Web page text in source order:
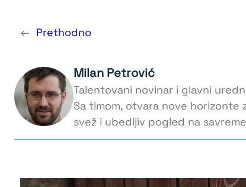
← Prethodno
Milan Petrović
Talentovani novinar i glavni
Sa timom, otvara nove horizonte
svež i ubedljiv pogled na